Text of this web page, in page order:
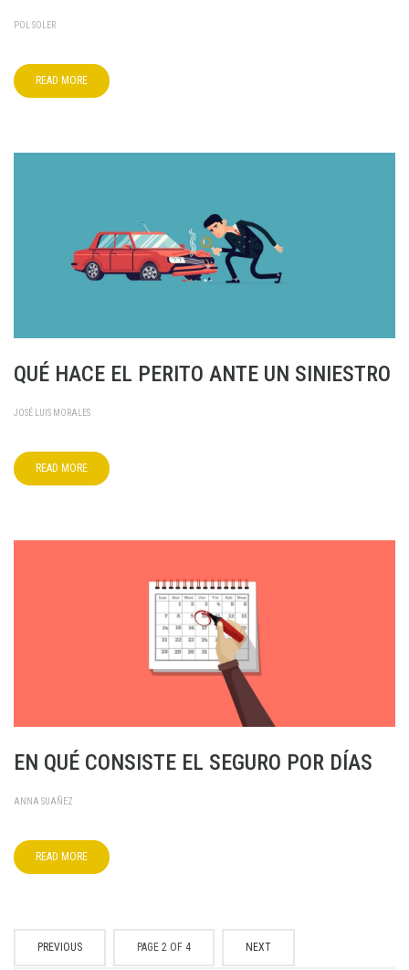
POL SOLER
READ MORE
QUÉ HACE EL PERITO ANTE UN SINIESTRO
JOSÉ LUIS MORALES
READ MORE
EN QUÉ CONSISTE EL SEGURO POR DÍAS
ANNA SUAÑEZ
READ MORE
PREVIOUS PAGE 2 OF 4 NEXT